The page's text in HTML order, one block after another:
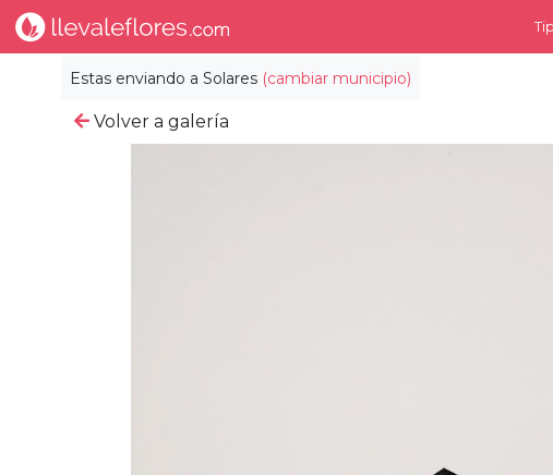
Estas enviando a Solares (cambiar municipio)
Volver a galería